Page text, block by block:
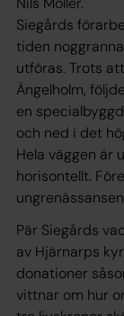
Siegårds
tiden
utföras. Trots
Ängelholm,
en
och ned i det
Hela väggen är
horisontellt.
Pär Siegårds
av Hjärnarps
donationer
vittnar om hur